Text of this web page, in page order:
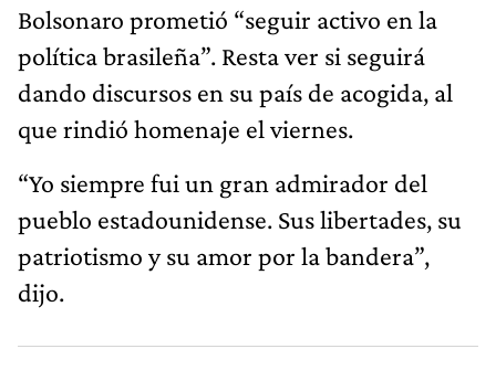
Bolsonaro prometió “seguir activo en la
política brasileña”. Resta ver si seguirá
dando discursos en su país de acogida, al
que rindió homenaje el viernes.
“Yo siempre fui un gran admirador del
pueblo estadounidense. Sus libertades, su
patriotismo y su amor por la bandera”,
dijo.